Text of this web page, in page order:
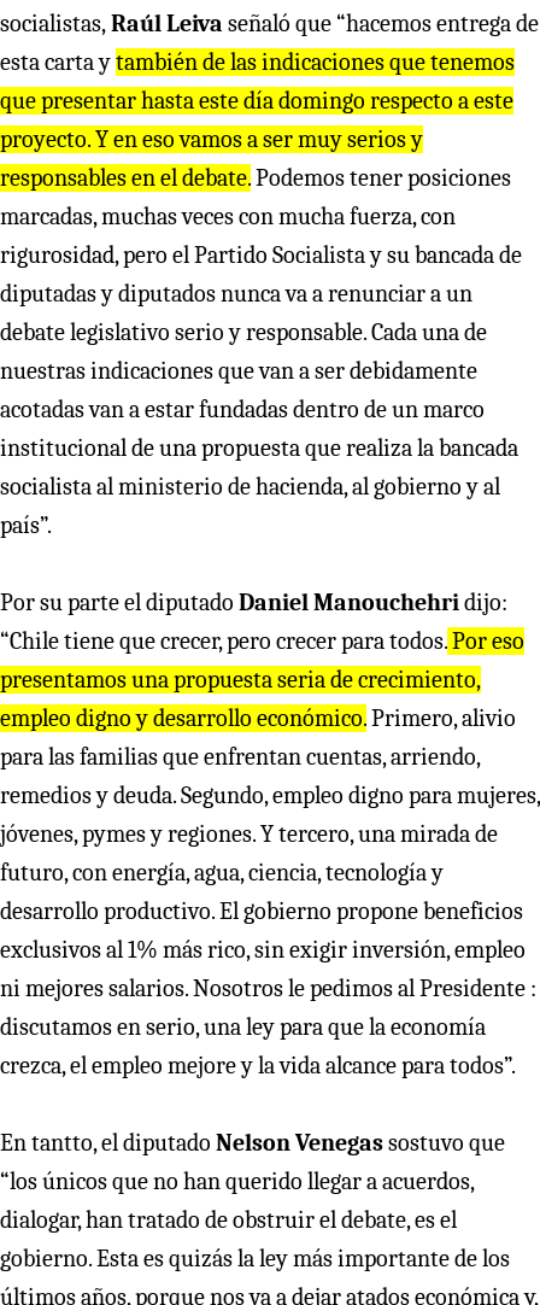
socialistas,Raúl Leiva señaló que “hacemos entrega de
esta carta ytambién de las indicaciones que tenemos
que presentar hasta este día domingo respecto a este
proyecto. Y en eso vamos a ser muy serios y
responsables en el debate.Podemos tener posiciones
marcadas, muchas veces con mucha fuerza, con
rigurosidad, pero el Partido Socialista y su bancada de
diputadas y diputados nunca va a renunciar a un
debate legislativo serio y responsable. Cada una de
nuestras indicaciones que van a ser debidamente
acotadas van a estar fundadas dentro de un marco
institucional de una propuesta que realiza la bancada
socialista al ministerio de hacienda, al gobierno y al
país”.
Por su parte el diputado Daniel Manouchehridijo:
“Chile tiene que crecer, pero crecer para todos.Por eso
presentamos una propuesta seria de crecimiento,
empleo digno y desarrollo económico.Primero, alivio
para las familias que enfrentan cuentas, arriendo,
remedios y deuda. Segundo, empleo digno para mujeres,
jóvenes, pymes y regiones. Y tercero, una mirada de
futuro, con energía, agua, ciencia, tecnología y
desarrollo productivo. El gobierno propone beneficios
exclusivos al 1% más rico, sin exigir inversión, empleo
ni mejores salarios. Nosotros le pedimos al Presidente :
discutamos en serio, una ley para que la economía
crezca, el empleo mejore y la vida alcance para todos”.
En tantto, el diputado Nelson Venegassostuvo que
“los únicos que no han querido llegar a acuerdos,
dialogar, han tratado de obstruir el debate, es el
gobierno. Esta es quizás la ley más importante de los
últimos años, porque nos va a dejar atados económica y,